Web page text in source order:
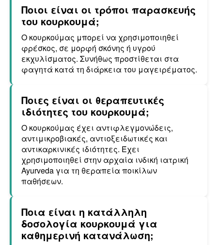
Ποιοι είναι οι τρόποι παρασκευής
του κουρκουμά;
Ο κουρκούμας μπορεί να χρησιμοποιηθεί
φρέσκος, σε μορφή σκόνης ή υγρού
εκχυλίσματος. Συνήθως προστίθεται στα
φαγητά κατά τη διάρκεια του μαγειρέματος.
Ποιες είναι οι θεραπευτικές
ιδιότητες του κουρκουμά;
Ο κουρκούμας έχει αντιφλεγμονώδεις,
αντιμικροβιακές, αντιοξειδωτικές και
αντικαρκινικές ιδιότητες. Έχει
χρησιμοποιηθεί στην αρχαία ινδική ιατρική
Ayurveda για τη θεραπεία ποικίλων
παθήσεων.
Ποια είναι η κατάλληλη
δοσολογία κουρκουμά για
καθημερινή κατανάλωση;